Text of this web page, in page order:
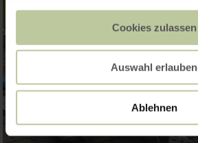
Cookies zulassen
Auswahl erlauben
Ablehnen